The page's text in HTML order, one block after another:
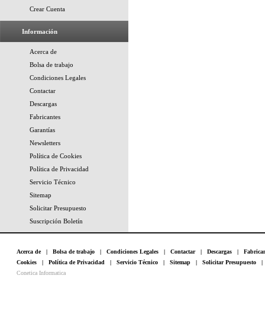
Crear Cuenta
Información
Acerca de
Bolsa de trabajo
Condiciones Legales
Contactar
Descargas
Fabricantes
Garantías
Newsletters
Política de Cookies
Política de Privacidad
Servicio Técnico
Sitemap
Solicitar Presupuesto
Suscripción Boletín
Acerca de| Bolsa de trabajo | Condiciones Legales | Contactar| Descargas |
Cookies | Política de Privacidad | Servicio Técnico | Sitemap | Solicitar Presupuesto
Conetica Informatica